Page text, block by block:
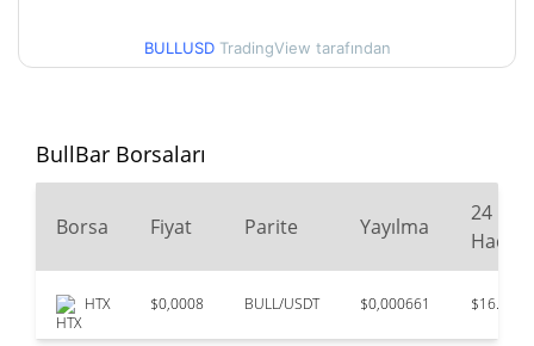
BULLUSD TradingView tarafından
BullBar Borsaları
Borsa Fiyat Parite Yayılma
24
Hacim
HTX $0,0008 BULL/USDT $0,000661 $16.106